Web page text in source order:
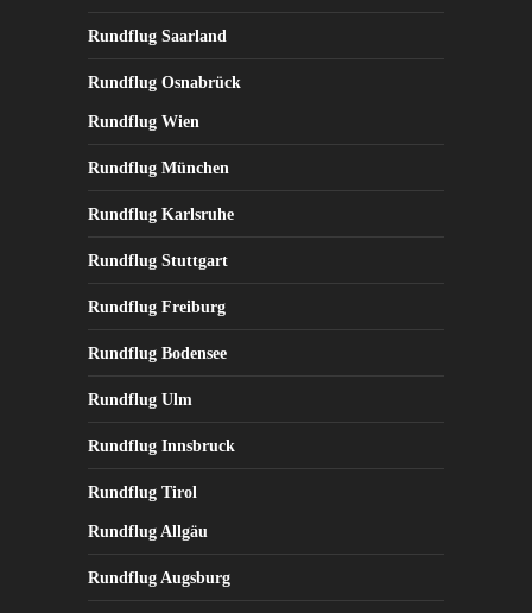
Rundflug Saarland
Rundflug Osnabrück
Rundflug Wien
Rundflug München
Rundflug Karlsruhe
Rundflug Stuttgart
Rundflug Freiburg
Rundflug Bodensee
Rundflug Ulm
Rundflug Innsbruck
Rundflug Tirol
Rundflug Allgäu
Rundflug Augsburg